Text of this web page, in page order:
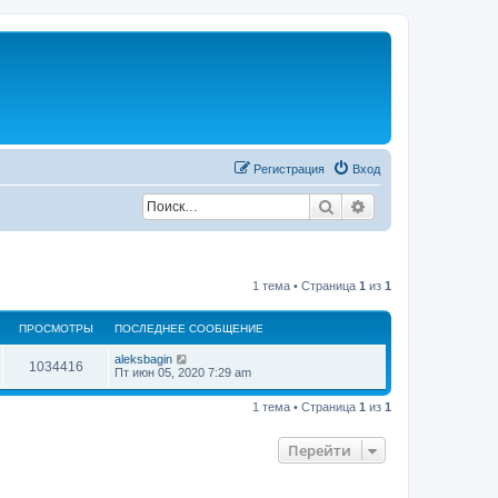
Вход
Регистрация
Поиск
1 тема • Страница 1 из 1
ПРОСМОТРЫ ПОСЛЕДНЕЕ СООБЩЕНИЕ
1034416П
р
П
о
л
aleksbagin
Пт июн 05, 2020 7:29 am
1 тема • Страница 1 из 1
Перейти